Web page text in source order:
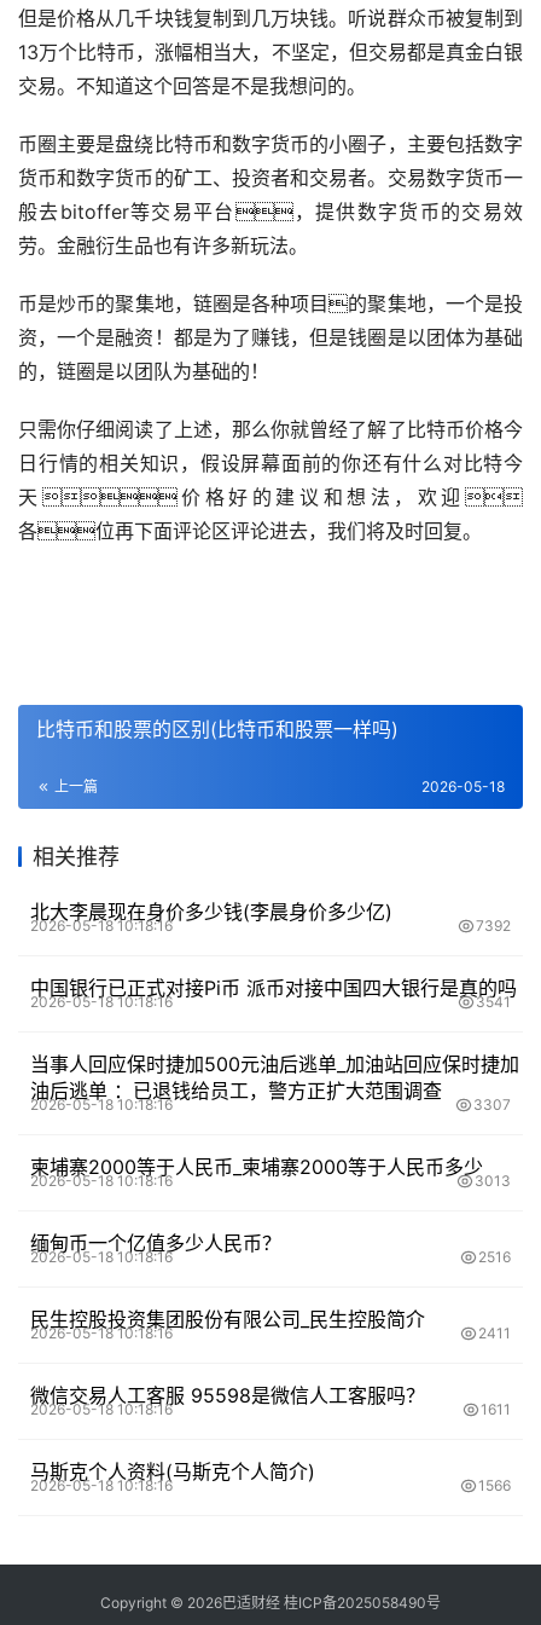
但是价格从几千块钱复制到几万块钱。听说群众币被复制到
13万个比特币，涨幅相当大，不坚定，但交易都是真金白银
交易。不知道这个回答是不是我想问的。
币圈主要是盘绕比特币和数字货币的小圈子，主要包括数字
货币和数字货币的矿工、投资者和交易者。交易数字货币一
般去bitoffer等交易平台，提供数字货币的交易效
劳。金融衍生品也有许多新玩法。
币是炒币的聚集地，链圈是各种项目的聚集地，一个是投
资，一个是融资！都是为了赚钱，但是钱圈是以团体为基础
的，链圈是以团队为基础的！
只需你仔细阅读了上述，那么你就曾经了解了比特币价格今
日行情的相关知识，假设屏幕面前的你还有什么对比特今
天价格好的建议和想法，欢迎
各位再下面评论区评论进去，我们将及时回复。
比特币和股票的区别(比特币和股票一样吗)
上一篇 2026-05-18
相关推荐
北大李晨现在身价多少钱(李晨身价多少亿)
2026-05-18 10:18:16 7392
中国银行已正式对接Pi币 派币对接中国四大银行是真的吗
2026-05-18 10:18:16 3541
当事人回应保时捷加500元油后逃单_加油站回应保时捷加
油后逃单 ：已退钱给员工，警方正扩大范围调查
2026-05-18 10:18:16 3307
柬埔寨2000等于人民币_柬埔寨2000等于人民币多少
2026-05-18 10:18:16 3013
缅甸币一个亿值多少人民币？
2026-05-18 10:18:16 2516
民生控股投资集团股份有限公司_民生控股简介
2026-05-18 10:18:16 2411
微信交易人工客服 95598是微信人工客服吗？
2026-05-18 10:18:16 1611
马斯克个人资料(马斯克个人简介)
2026-05-18 10:18:16 1566
Copyright © 2026巴适财经 桂ICP备2025058490号